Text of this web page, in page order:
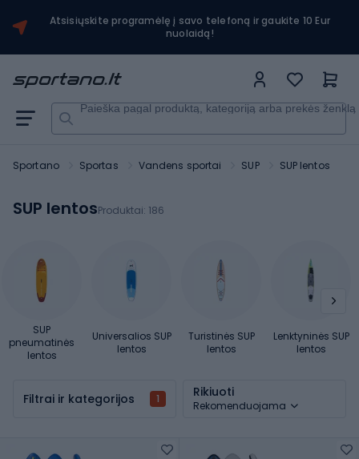
Atsisiųskite programėlę į savo telefoną ir gaukite 10 Eur
nuolaidą!
Paieška pagal produktą, kategoriją arba prekės ženklą
Sportano Sportas Vandens sportai SUP SUP lentos
SUP lentosProduktai: 186
SUP
pneumatinės
lentos
Universalios SUP
lentos
Turistinės SUP
lentos
Lenktyninės SUP
lentos
Filtrai ir kategorijos 1 Rikiuoti
Rekomenduojama